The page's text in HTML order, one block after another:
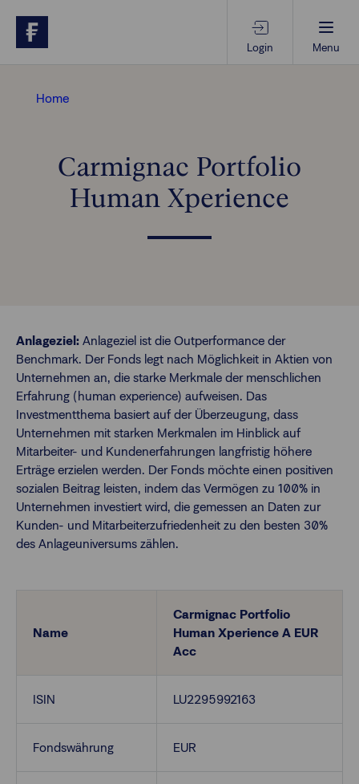
Login Menu
Beratungs-Tools
Anlagestrategien
Finanzberatende
Anlegende
Newsletter
Kontakt
Home
Carmignac Portfolio
Human Xperience
Anlageziel: Anlageziel ist die Outperformance der
Benchmark. Der Fonds legt nach Möglichkeit in Aktien von
Unternehmen an, die starke Merkmale der menschlichen
Erfahrung (human experience) aufweisen. Das
Investmentthema basiert auf der Überzeugung, dass
Unternehmen mit starken Merkmalen im Hinblick auf
Mitarbeiter- und Kundenerfahrungen langfristig höhere
Erträge erzielen werden. Der Fonds möchte einen positiven
sozialen Beitrag leisten, indem das Vermögen zu 100% in
Unternehmen investiert wird, die gemessen an Daten zur
Kunden- und Mitarbeiterzufriedenheit zu den besten 30%
des Anlageuniversums zählen.
Name
Carmignac Portfolio
Human Xperience A EUR
Acc
ISIN LU2295992163
Fondswährung EUR